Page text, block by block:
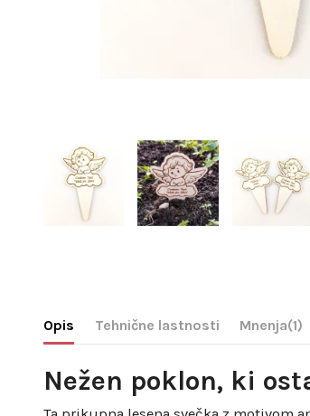
Opis Tehnične lastnosti Mnenja(1)
Nežen poklon, ki